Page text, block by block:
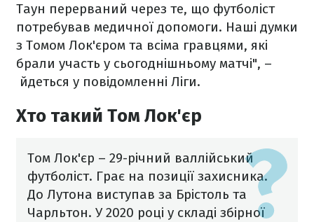
Таун перерваний через те, що футболіст
потребував медичної допомоги. Наші думки
з Томом Лок'єром та всіма гравцями, які
брали участь у сьогоднішньому матчі", –
йдеться у повідомленні Ліги.
Хто такий Том Лок'єр
Том Лок'єр – 29-річний валлійський
футболіст. Грає на позиції захисника.
До Лутона виступав за Брістоль та
Чарльтон. У 2020 році у складі збірної